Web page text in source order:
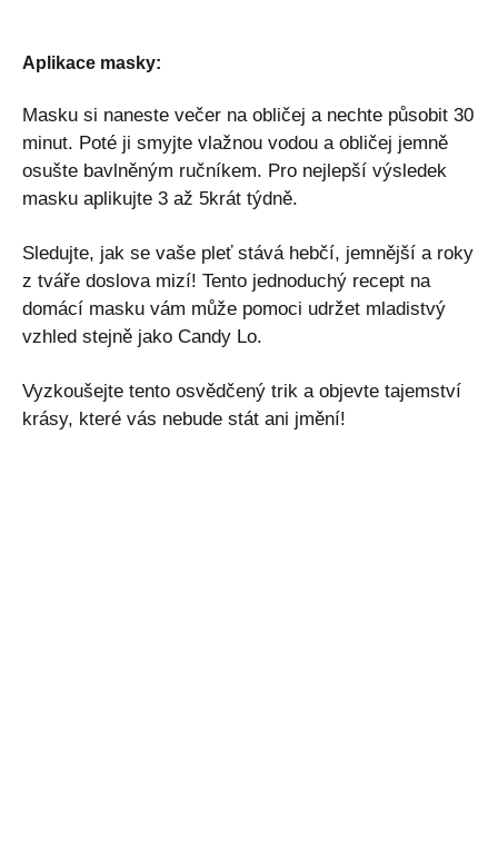
Aplikace masky:
Masku si naneste večer na obličej a nechte působit 30
minut. Poté ji smyjte vlažnou vodou a obličej jemně
osušte bavlněným ručníkem. Pro nejlepší výsledek
masku aplikujte 3 až 5krát týdně.
Sledujte, jak se vaše pleť stává hebčí, jemnější a roky
z tváře doslova mizí! Tento jednoduchý recept na
domácí masku vám může pomoci udržet mladistvý
vzhled stejně jako Candy Lo.
Vyzkoušejte tento osvědčený trik a objevte tajemství
krásy, které vás nebude stát ani jmění!